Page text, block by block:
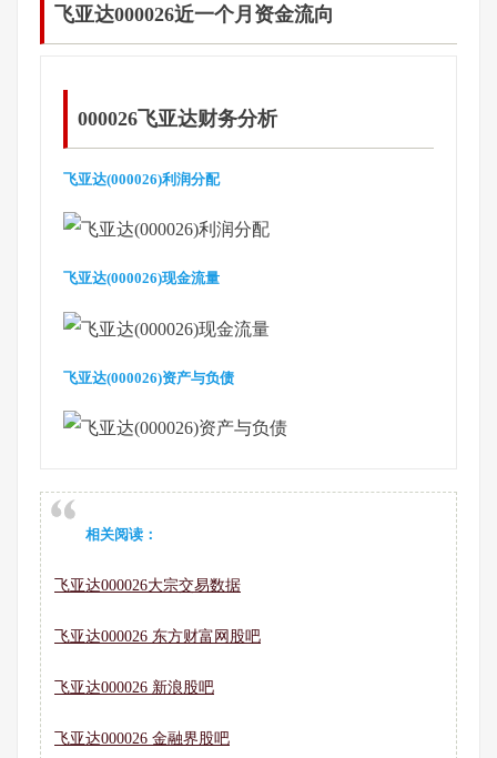
飞亚达000026近一个月资金流向
000026飞亚达财务分析
飞亚达(000026)利润分配
飞亚达(000026)现金流量
飞亚达(000026)资产与负债
相关阅读：
飞亚达000026大宗交易数据
飞亚达000026 东方财富网股吧
飞亚达000026 新浪股吧
飞亚达000026 金融界股吧